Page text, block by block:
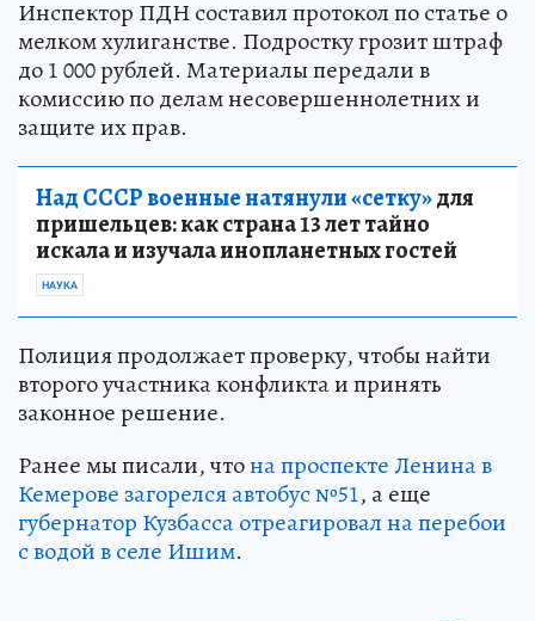
Инспектор ПДН составил протокол по статье о
мелком хулиганстве. Подростку грозит штраф
до 1 000 рублей. Материалы передали в
комиссию по делам несовершеннолетних и
защите их прав.
Над СССР военные натянули «сетку»для
пришельцев: как страна 13 лет тайно
искала и изучала инопланетных гостей
НАУКА
Полиция продолжает проверку, чтобы найти
второго участника конфликта и принять
законное решение.
Ранее мы писали, чтона проспекте Ленина в
Кемерове загорелся автобус №51, а еще
губернатор Кузбасса отреагировал на перебои
с водой в селе Ишим.